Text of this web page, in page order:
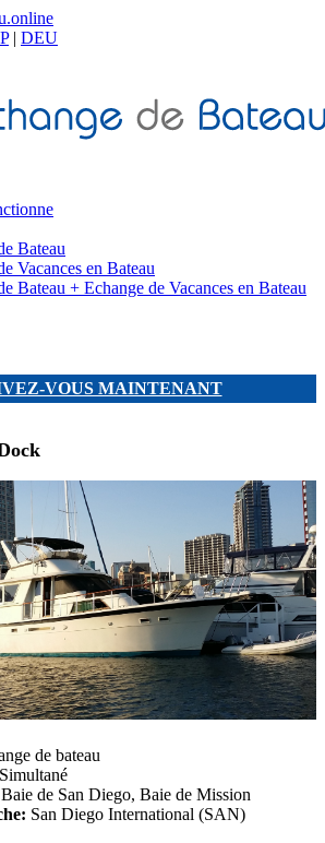
| DEU
Bateau
Vacances en Bateau
Bateau + Echange de Vacances en Bateau
VOUS MAINTENANT
de bateau
Simultané
Baie de San Diego, Baie de Mission
San Diego International (SAN)